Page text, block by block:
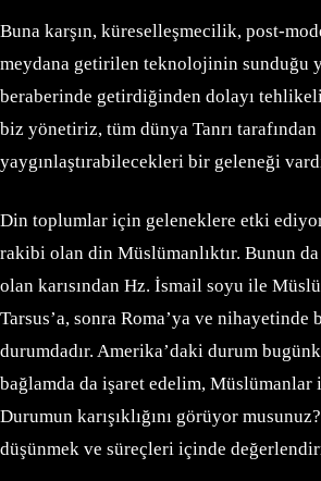
Buna karşın, küreselleşmecilik, post-
meydana getirilen teknolojinin sunduğu
beraberinde getirdiğinden dolayı
biz yönetiriz, tüm dünya Tanrı
yaygınlaştırabilecekleri bir geleneği
Din toplumlar için geleneklere etki
rakibi olan din Müslümanlıktır. Bunun
olan karısından Hz. İsmail soyu ile
Tarsus’a, sonra Roma’ya ve
durumdadır. Amerika’daki durum
bağlamda da işaret edelim,
Durumun karışıklığını görüyor
düşünmek ve süreçleri içinde